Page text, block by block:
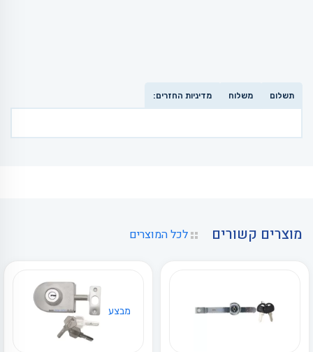
תשלום משלוח מדיניות החזרים:
מוצרים קשורים לכל המוצרים
מבצע